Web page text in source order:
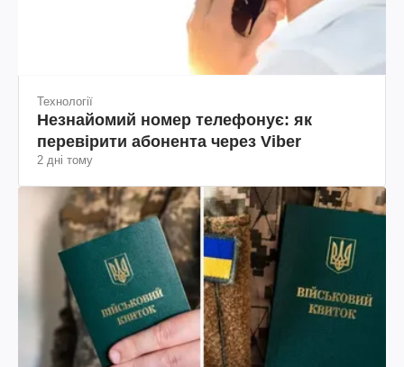
Технології
Незнайомий номер телефонує: як
перевірити абонента через Viber
2 дні тому